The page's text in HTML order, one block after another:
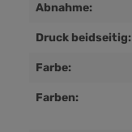
Abnahme:
Druck beidseitig:
Farbe:
Farben: